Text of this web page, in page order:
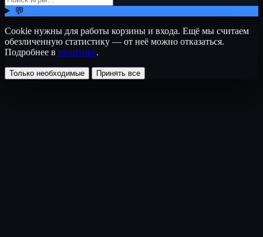
💬
Cookie нужны для работы корзины и входа. Ещё мы считаем
обезличенную статистику — от неё можно отказаться.
Подробнее в политике.
Только необходимые Принять все